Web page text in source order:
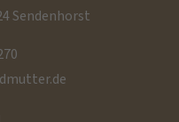
Sendenhorst